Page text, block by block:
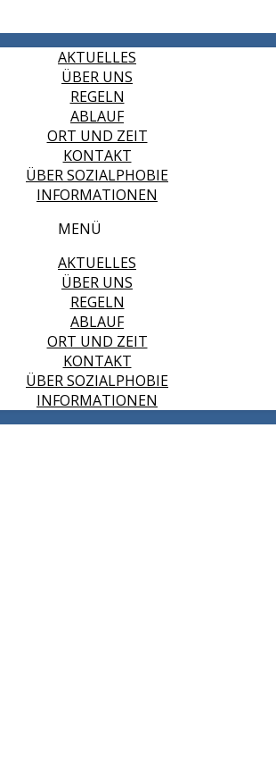
AKTUELLES
ÜBER UNS
REGELN
ABLAUF
ORT UND ZEIT
KONTAKT
ÜBER SOZIALPHOBIE
INFORMATIONEN
MENÜ
AKTUELLES
ÜBER UNS
REGELN
ABLAUF
ORT UND ZEIT
KONTAKT
ÜBER SOZIALPHOBIE
INFORMATIONEN